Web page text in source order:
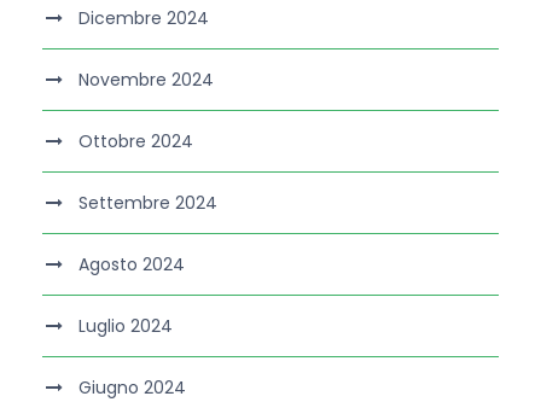
Dicembre 2024
Novembre 2024
Ottobre 2024
Settembre 2024
Agosto 2024
Luglio 2024
Giugno 2024